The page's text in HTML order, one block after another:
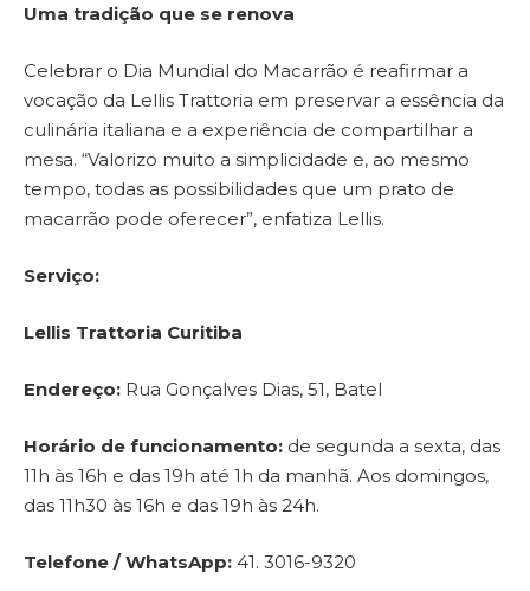
Uma tradição que se renova
Celebrar o Dia Mundial do Macarrão é reafirmar a
vocação da Lellis Trattoria em preservar a essência da
culinária italiana e a experiência de compartilhar a
mesa. “Valorizo muito a simplicidade e, ao mesmo
tempo, todas as possibilidades que um prato de
macarrão pode oferecer”, enfatiza Lellis.
Serviço:
Lellis Trattoria Curitiba
Endereço: Rua Gonçalves Dias, 51, Batel
Horário de funcionamento: de segunda a sexta, das
11h às 16h e das 19h até 1h da manhã. Aos domingos,
das 11h30 às 16h e das 19h às 24h.
Telefone / WhatsApp: 41. 3016-9320